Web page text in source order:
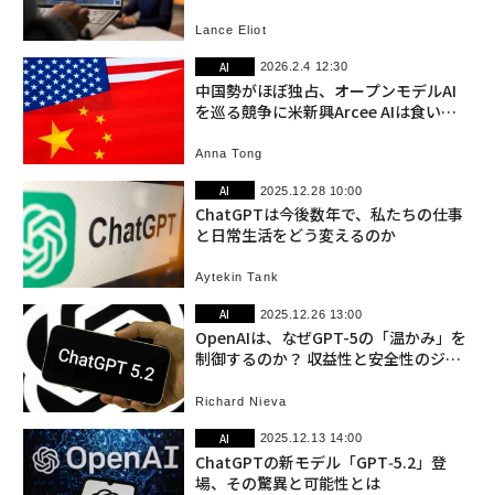
Lance Eliot
AI 2026.2.4 12:30
中国勢がほぼ独占、オープンモデルAI
を巡る競争に米新興Arcee AIは食い込
Anna Tong
AI 2025.12.28 10:00
ChatGPTは今後数年で、私たちの仕事
と日常生活をどう変えるのか
Aytekin Tank
AI 2025.12.26 13:00
OpenAIは、なぜGPT-5の「温かみ」を
制御するのか？ 収益性と安全性のジレ
Richard Nieva
AI 2025.12.13 14:00
ChatGPTの新モデル「GPT‑5.2」登
場、その驚異と可能性とは